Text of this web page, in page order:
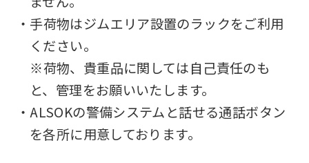
・手荷物はジムエリア設置のラックをご利用
ください。
※荷物、貴重品に関しては自己責任のも
と、管理をお願いいたします。
・ALSOKの警備システムと話せる通話ボタン
を各所に用意しております。